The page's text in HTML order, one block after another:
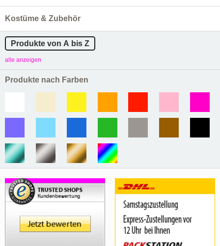
Kostüme & Zubehör
Produkte von A bis Z
alle anzeigen
Produkte nach Farben